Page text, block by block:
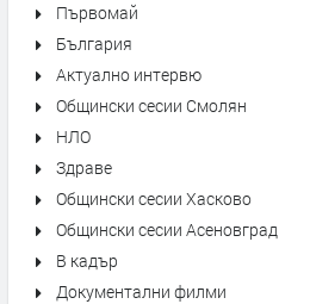
Първомай
България
Актуално интервю
Общински сесии Смолян
НЛО
Здраве
Общински сесии Хасково
Общински сесии Асеновград
В кадър
Документални филми